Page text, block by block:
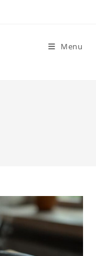
Menu